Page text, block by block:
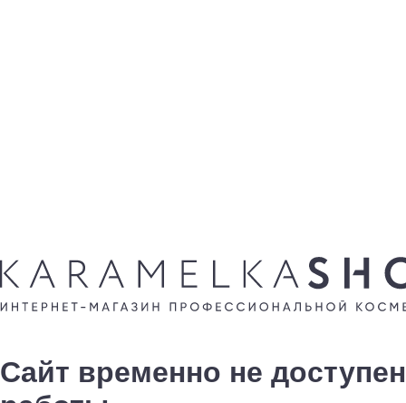
Сайт временно не